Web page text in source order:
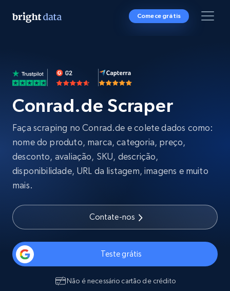
Comece grátis
Conrad.de Scraper
Faça scraping no Conrad.de e colete dados como:
nome do produto, marca, categoria, preço,
desconto, avaliação, SKU, descrição,
disponibilidade, URL da listagem, imagens e muito
mais.
Contate-nos
Teste grátis
Não é necessário cartão de crédito